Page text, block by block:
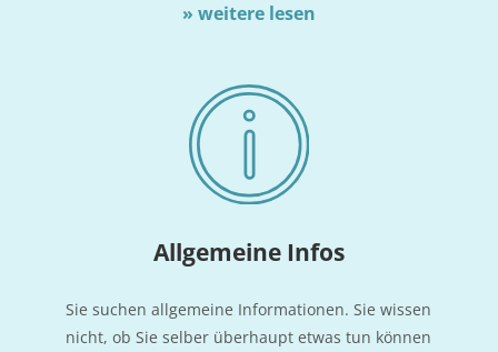
» wei­te­re lesen
All­ge­mei­ne Infos
Sie suchen all­ge­mei­ne Infor­ma­tio­nen. Sie wis­sen
nicht, ob Sie sel­ber über­haupt etwas tun kön­nen